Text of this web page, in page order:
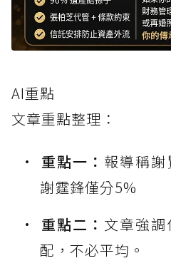
AI重點
文章重點整理：
重點一： 報導稱謝
謝霆鋒僅分5%
重點二： 文章強
配，不必平均。